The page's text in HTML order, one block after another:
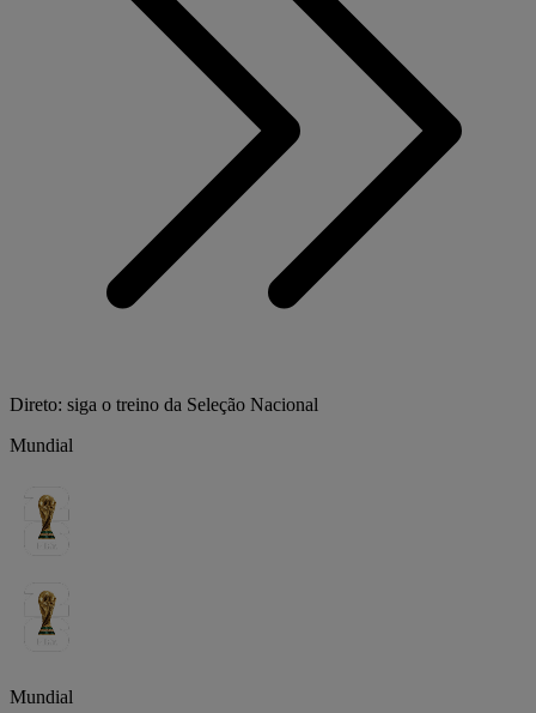
Direto: siga o treino da Seleção Nacional
Mundial
Mundial